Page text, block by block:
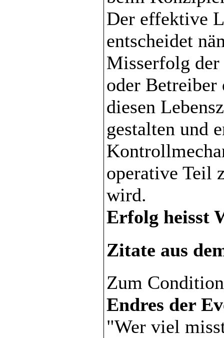
Der effektive
entscheidet
Misserfolg
oder Betreiber
diesen
gestalten und
operative Teil
wird.
Erfolg heisst
Zitate aus
Zum
Endres der
"Wer viel